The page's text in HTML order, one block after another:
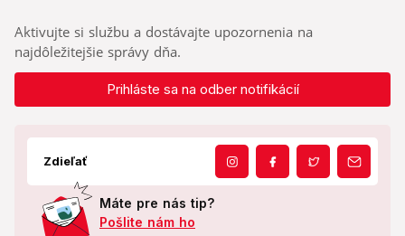
Aktivujte si službu a dostávajte upozornenia na
najdôležitejšie správy dňa.
Prihláste sa na odber notifikácií
Zdieľať
Máte pre nás tip?
Pošlite nám ho